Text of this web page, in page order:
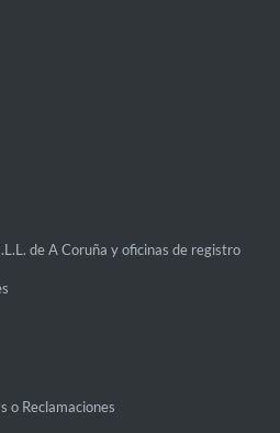
de A Coruña y oficinas de registro
o Reclamaciones